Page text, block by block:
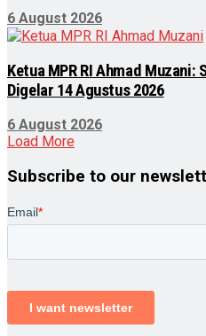
6 August 2026
Ketua MPR RI Ahmad Muzani:
Digelar 14 Agustus 2026
6 August 2026
Load More
Subscribe to our